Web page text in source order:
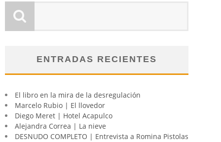
ENTRADAS RECIENTES
El libro en la mira de la desregulación
Marcelo Rubio | El llovedor
Diego Meret | Hotel Acapulco
Alejandra Correa | La nieve
DESNUDO COMPLETO | Entrevista a Romina Pistolas